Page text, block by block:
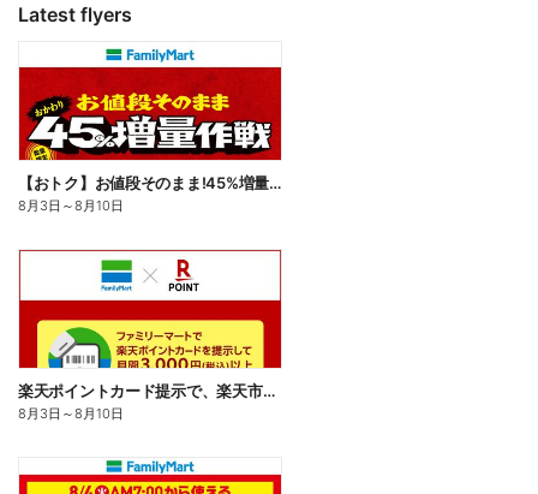
Latest flyers
【おトク】お値段そのまま!45%増量作戦!
8月3日 ～8月10日
楽天ポイントカード提示で、楽天市場でのお買い物がおトクに!
8月3日 ～8月10日